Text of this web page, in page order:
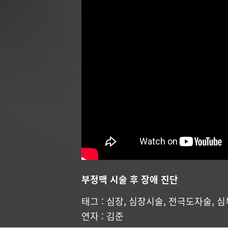
부정맥 시술 후 장애 진단
태그 : 심장, 심장시술, 전극도자술, 심
연자 : 김준